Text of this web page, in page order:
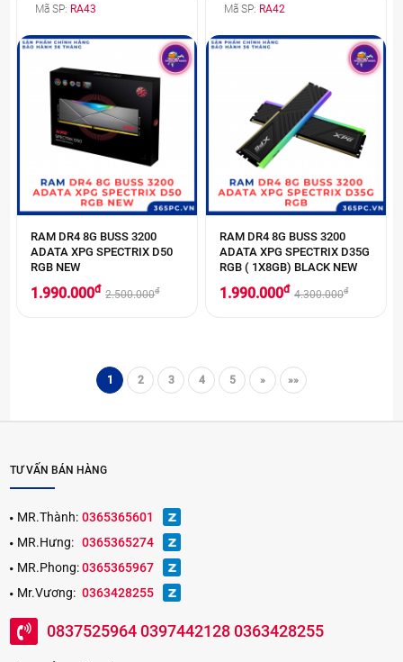
Mã SP: RA43
RAM DR4 8G BUSS 3200
ADATA XPG SPECTRIX D50
RGB NEW
1.990.000đ 2.500.000đ
Mã SP: RA42
RAM DR4 8G BUSS 3200
ADATA XPG SPECTRIX D35G
RGB ( 1X8GB) BLACK NEW
1.990.000đ 4.300.000đ
1 2 3 4 5 » »»
TƯ VẤN BÁN HÀNG
MR.Thành: 0365365601
MR.Hưng: 0365365274
MR.Phong: 0365365967
Mr.Vương: 0363428255
0837525964 0397442128 0363428255